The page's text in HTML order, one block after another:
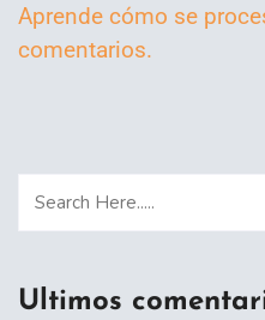
Aprende cómo se
comentarios.
Ultimos